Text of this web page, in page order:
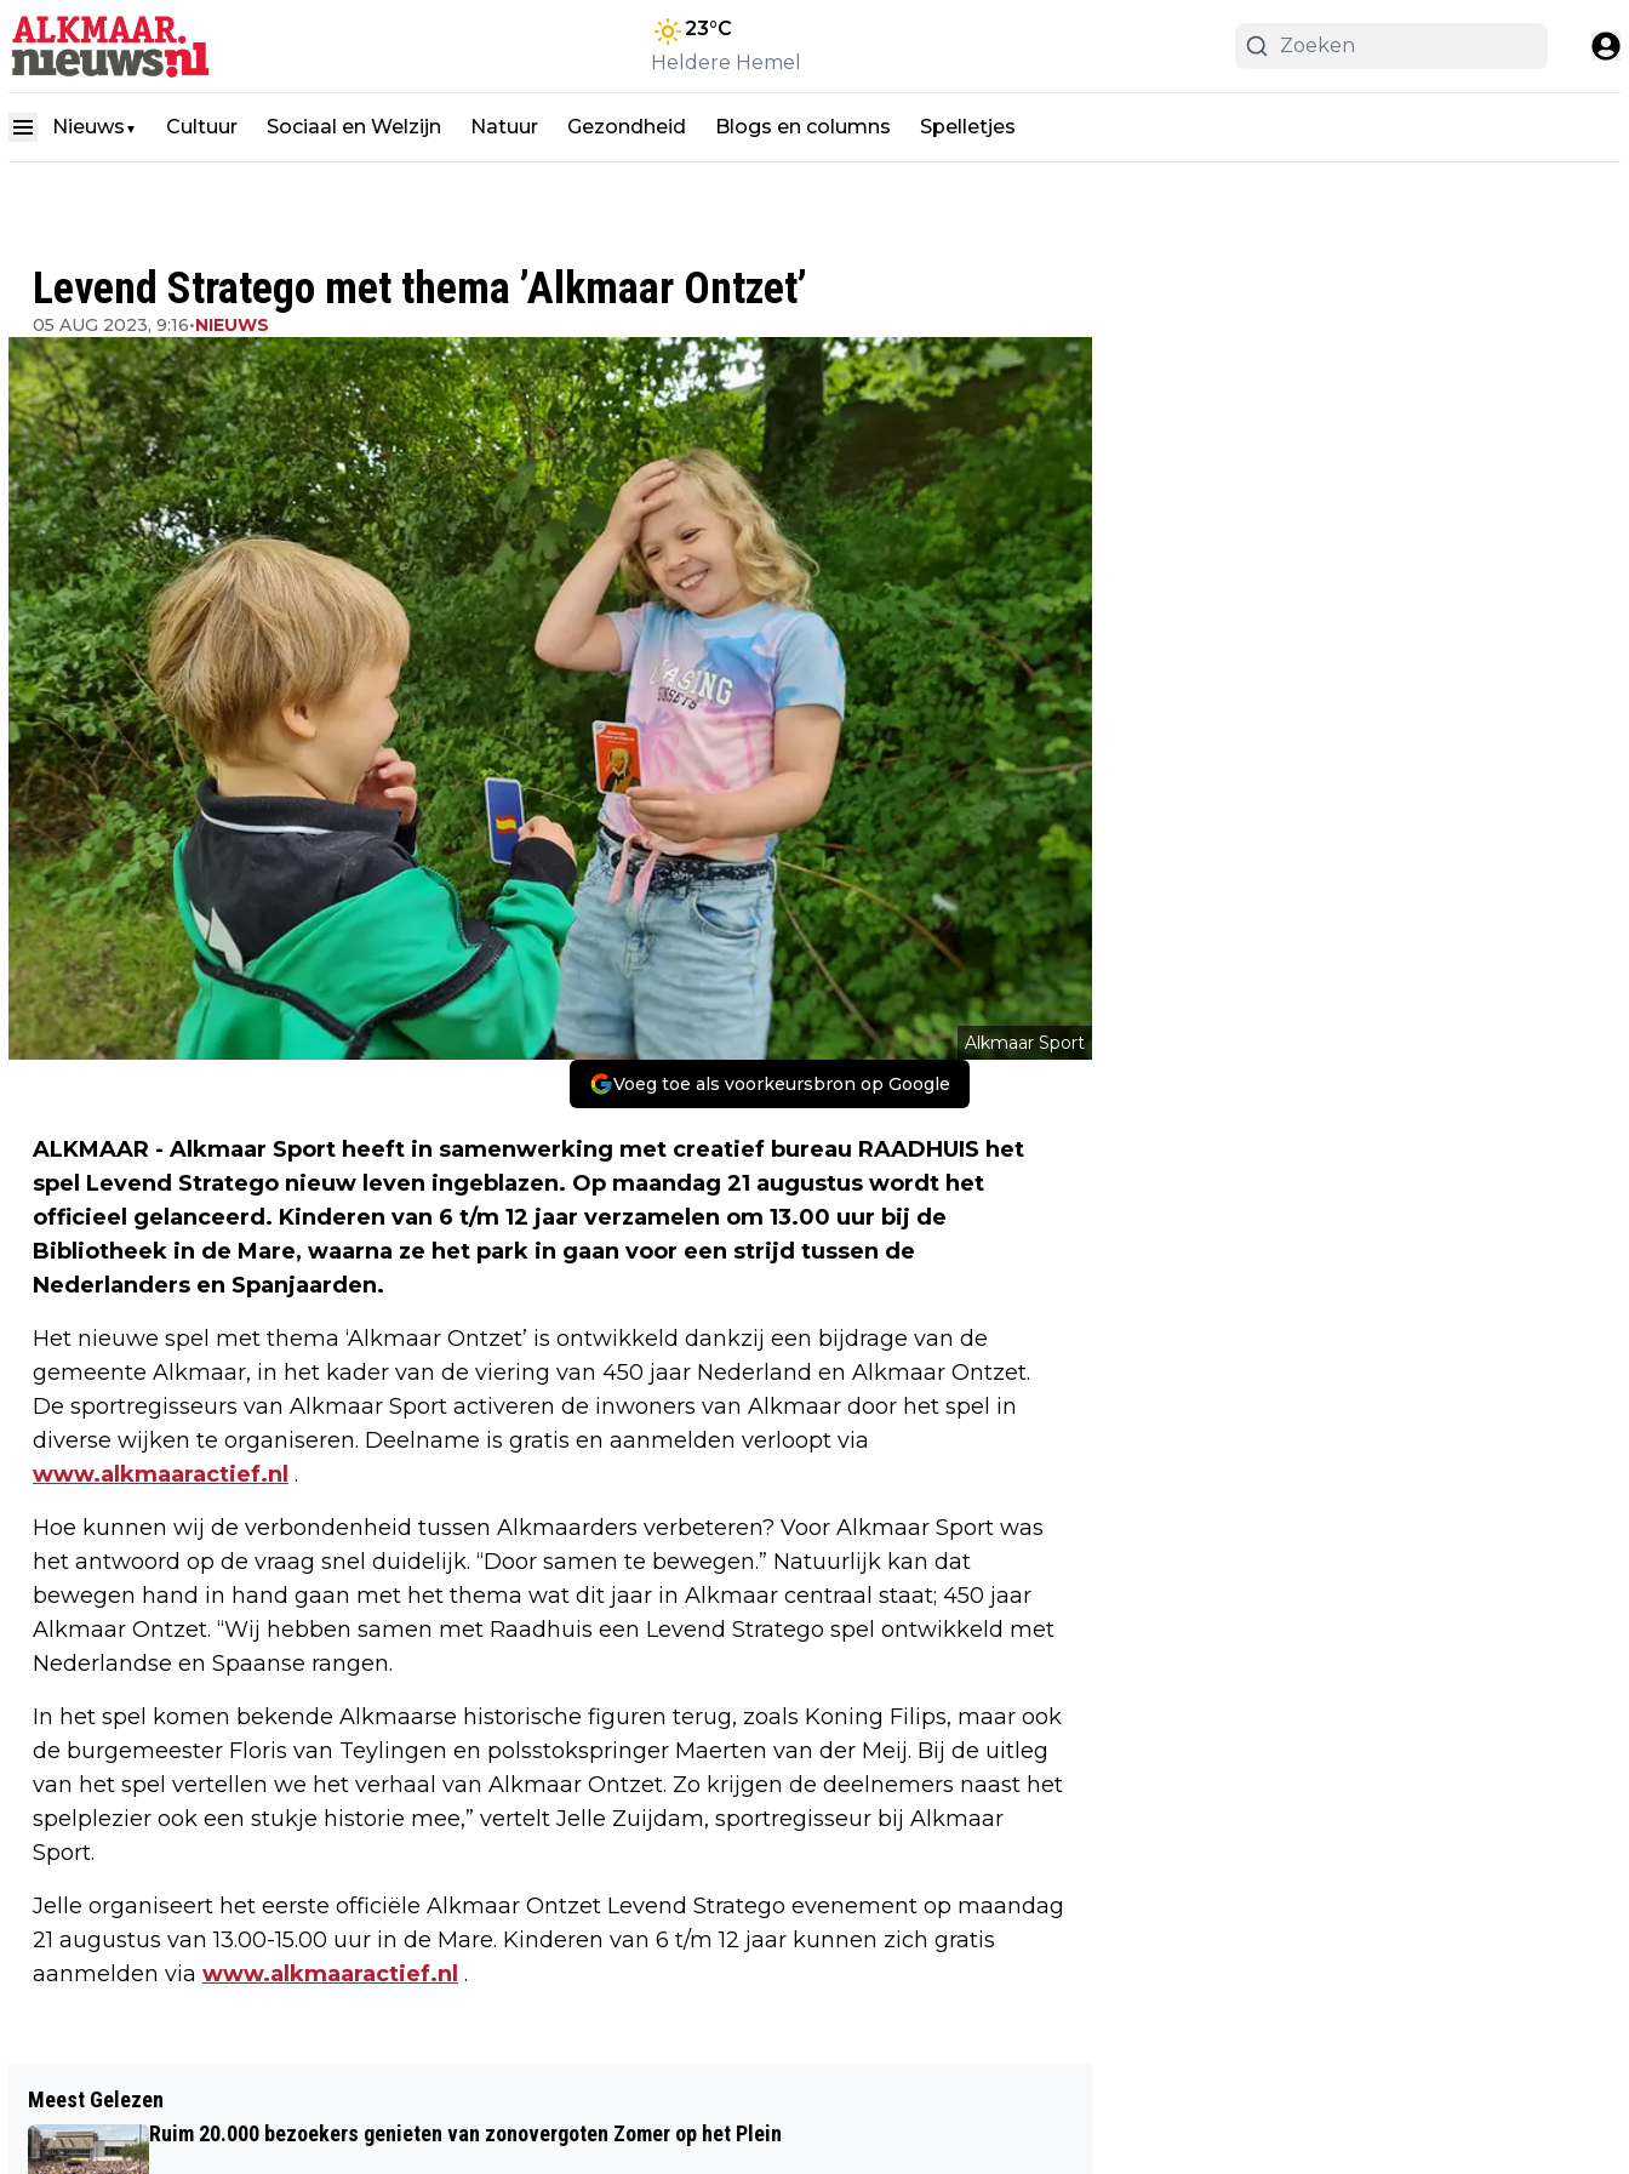
23°C
Heldere Hemel
Nieuws ▼ Cultuur Sociaal en Welzijn Natuur Gezondheid Blogs en columns Spelletjes
Levend Stratego met thema ’Alkmaar Ontzet’
05 AUG 2023, 9:16•NIEUWS
Alkmaar Sport
Voeg toe als voorkeursbron op Google
ALKMAAR - Alkmaar Sport heeft in samenwerking met creatief bureau RAADHUIS het
spel Levend Stratego nieuw leven ingeblazen. Op maandag 21 augustus wordt het
officieel gelanceerd. Kinderen van 6 t/m 12 jaar verzamelen om 13.00 uur bij de
Bibliotheek in de Mare, waarna ze het park in gaan voor een strijd tussen de
Nederlanders en Spanjaarden.
Het nieuwe spel met thema ‘Alkmaar Ontzet’ is ontwikkeld dankzij een bijdrage van de
gemeente Alkmaar, in het kader van de viering van 450 jaar Nederland en Alkmaar Ontzet.
De sportregisseurs van Alkmaar Sport activeren de inwoners van Alkmaar door het spel in
diverse wijken te organiseren. Deelname is gratis en aanmelden verloopt via
www.alkmaaractief.nl .
Hoe kunnen wij de verbondenheid tussen Alkmaarders verbeteren? Voor Alkmaar Sport was
het antwoord op de vraag snel duidelijk. “Door samen te bewegen.” Natuurlijk kan dat
bewegen hand in hand gaan met het thema wat dit jaar in Alkmaar centraal staat; 450 jaar
Alkmaar Ontzet. “Wij hebben samen met Raadhuis een Levend Stratego spel ontwikkeld met
Nederlandse en Spaanse rangen.
In het spel komen bekende Alkmaarse historische figuren terug, zoals Koning Filips, maar ook
de burgemeester Floris van Teylingen en polsstokspringer Maerten van der Meij. Bij de uitleg
van het spel vertellen we het verhaal van Alkmaar Ontzet. Zo krijgen de deelnemers naast het
spelplezier ook een stukje historie mee,” vertelt Jelle Zuijdam, sportregisseur bij Alkmaar
Sport.
Jelle organiseert het eerste officiële Alkmaar Ontzet Levend Stratego evenement op maandag
21 augustus van 13.00-15.00 uur in de Mare. Kinderen van 6 t/m 12 jaar kunnen zich gratis
aanmelden via www.alkmaaractief.nl .
GEBIEDSBIOGRAFIE ALKMAARS KANAAL
ALS HOUVAST VOOR DE TOEKOMST
EEN INDICATIE BIJ VAKANTIEFUN
Meest Gelezen
Ruim 20.000 bezoekers genieten van zonovergoten Zomer op het Plein